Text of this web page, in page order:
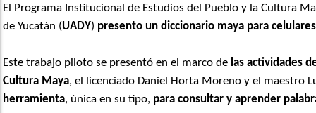
El Programa Institucional de Estudios del Pueblo y la Cultura
de Yucatán (UADY) presento un diccionario maya para
Este trabajo piloto se presentó en el marco de las actividades
Cultura Maya, el licenciado Daniel Horta Moreno y el maestro
herramienta, única en su tipo, para consultar y aprender